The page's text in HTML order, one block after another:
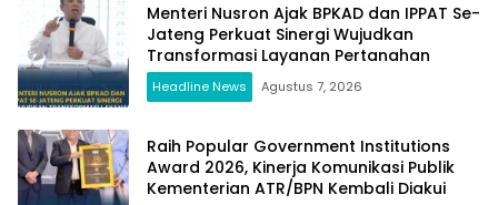
Menteri Nusron Ajak BPKAD dan IPPAT Se-
Jateng Perkuat Sinergi Wujudkan
Transformasi Layanan Pertanahan
Headline News Agustus 7, 2026
Raih Popular Government Institutions
Award 2026, Kinerja Komunikasi Publik
Kementerian ATR/BPN Kembali Diakui